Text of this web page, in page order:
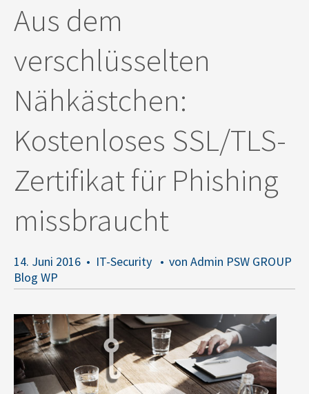
Aus dem
verschlüsselten
Nähkästchen:
Kostenloses SSL/TLS-
Zertifikat für Phishing
missbraucht
14. Juni 2016 IT-Security
von Admin PSW GROUP
Blog WP